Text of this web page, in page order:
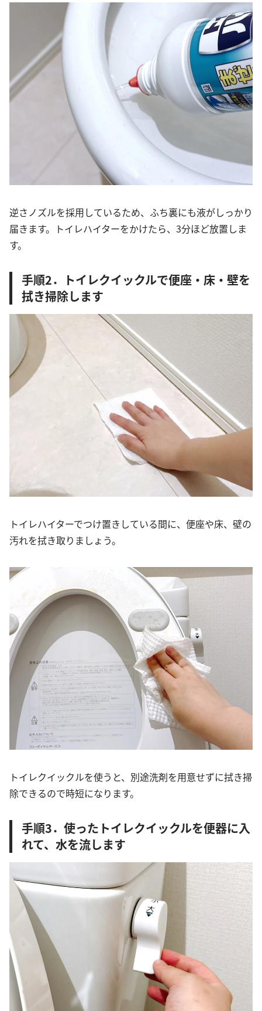
逆さノズルを採用しているため、ふち裏にも液がしっかり
届きます。トイレハイターをかけたら、3分ほど放置しま
す。
手順2．トイレクイックルで便座・床・壁を
拭き掃除します
トイレハイターでつけ置きしている間に、便座や床、壁の
汚れを拭き取りましょう。
トイレクイックルを使うと、別途洗剤を用意せずに拭き掃
除できるので時短になります。
手順3．使ったトイレクイックルを便器に入
れて、水を流します